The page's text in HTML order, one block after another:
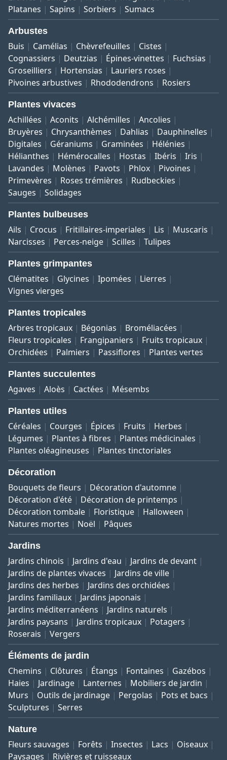
Platanes
Sapins Sorbiers Sumacs
Arbustes
Buis Camélias Chèvrefeuilles
Cistes
Cognassiers
Deutzias Épines-vinettes
Fuchsias
Groseilliers
Hortensias
Lauriers roses
Pivoines arbustives
Rhododendrons Rosiers
Plantes vivaces
Achillées Aconits Alchémilles
Ancolies
Bruyères
Chrysanthèmes Dahlias
Dauphinelles
Digitales
Géraniums Graminées
Hélénies
Hélianthes
Hémérocalles Hostas Ibéris
Iris
Lavandes
Molènes Pavots Phlox
Pivoines
Primevères
Roses trémières
Rudbeckies
Sauges
Solidages
Plantes bulbeuses
Ails Crocus Fritillaires-imperiales Lis
Muscaris
Narcisses
Perces-neige Scilles Tulipes
Plantes grimpantes
Clématites Glycines Ipomées
Lierres
Vignes vierges
Plantes tropicales
Arbres tropicaux Bégonias
Broméliacées
Fleurs tropicales
Frangipaniers
Fruits tropicaux
Orchidées
Palmiers Passiflores Plantes vertes
Plantes succulentes
Agaves Aloès Cactées Mésembs
Plantes utiles
Céréales Courges Épices Fruits
Herbes
Légumes
Plantes à fibres
Plantes médicinales
Plantes oléagineuses
Plantes tinctoriales
Décoration
Bouquets de fleurs
Décoration d'automne
Décoration d'été
Décoration de printemps
Décoration tombale
Floristique
Halloween
Natures mortes
Noël Pâques
Jardins
Jardins chinois Jardins d'eau
Jardins de devant
Jardins de plantes vivaces
Jardins de ville
Jardins des herbes
Jardins des orchidées
Jardins familiaux
Jardins japonais
Jardins méditerranéens
Jardins naturels
Jardins paysans
Jardins tropicaux
Potagers
Roserais
Vergers
Éléments de jardin
Chemins Clôtures Étangs Fontaines
Gazébos
Haies
Jardinage Lanternes
Mobiliers de jardin
Murs
Outils de jardinage Pergolas
Pots et bacs
Sculptures
Serres
Nature
Fleurs sauvages Forêts Insectes Lacs
Oiseaux
Paysages
Rivières et ruisseaux